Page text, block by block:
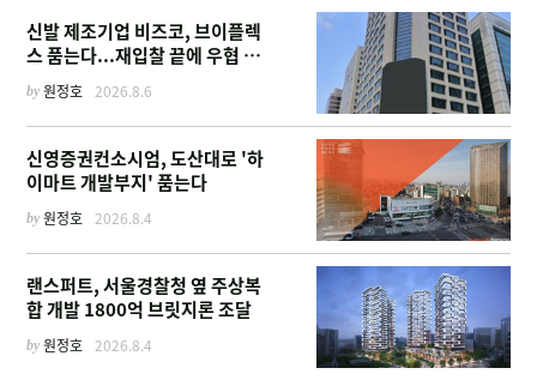
신발 제조기업 비즈코, 브이플렉
스 품는다...재입찰 끝에 우협 선
by원정호 2026.8.6
신영증권컨소시엄, 도산대로 '하
이마트 개발부지' 품는다
by원정호 2026.8.4
랜스퍼트, 서울경찰청 옆 주상복
합 개발 1800억 브릿지론 조달
by원정호 2026.8.4